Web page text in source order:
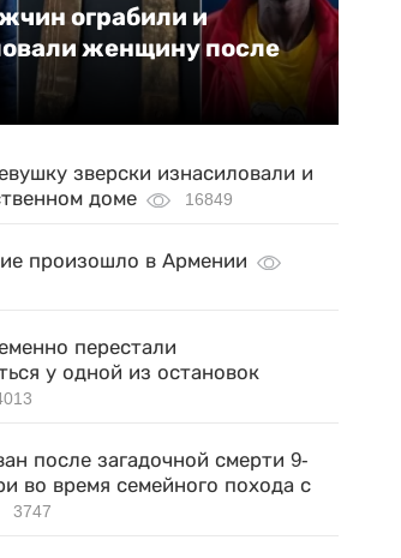
ограбили и
женщину после
зверски изнасиловали и
доме
16849
произошло в Армении
перестали
у одной из остановок
после загадочной смерти 9-
во время семейного похода с
3747